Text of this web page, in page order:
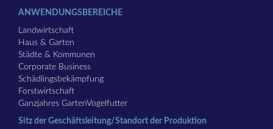
ANWENDUNGSBEREICHE
Landwirtschaft
Haus & Garten
Städte & Kommunen
Corporate Business
Schädlingsbekämpfung
Forstwirtschaft
Ganzjahres GartenVogelfutter
Sitz der Geschäftsleitung/Standort der Produktion